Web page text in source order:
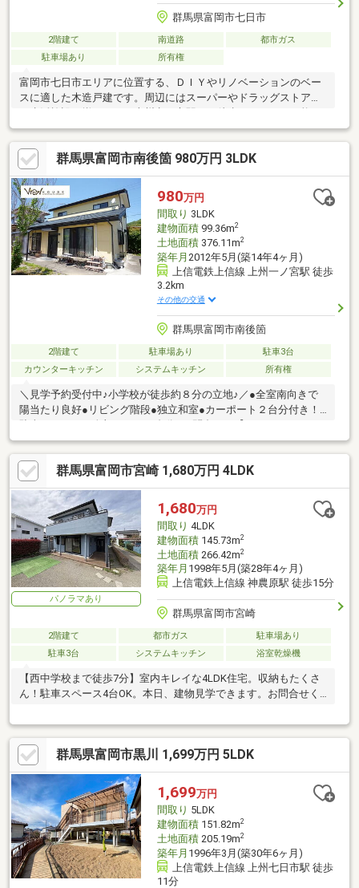
群馬県富岡市七日市
2階建て 南道路
都市ガス
駐車場あり
所有権
富岡市七日市エリアに位置する、ＤＩＹやリノベーションのベー
スに適した木造戸建です。周辺にはスーパーやドラッグストア等
環境です。室内はお好みの
群馬県富岡市南後箇 980万円 3LDK
980万円
間取り 3LDK
建物面積99.36m2
土地面積376.11m2
築年月 2012年5月(築14年4ヶ月)
上信電鉄上信線 上州一ノ宮駅 徒歩
3.2km
その他の交通
群馬県富岡市南後箇
2階建て 駐車場あり
駐車3台
カウンターキッチン
システムキッチン 所有権
＼見学予約受付中♪小学校が徒歩約８分の立地♪／●全室南向きで
陽当たり良好●リビング階段●独立和室●カーポート２台分付き！
駐車スペースは全部で４～５台分■お問合せは【０１２０－８０
０-３８３】へどうぞ♪
群馬県富岡市宮崎 1,680万円 4LDK
パノラマあり
1,680万円
間取り 4LDK
建物面積145.73m2
土地面積266.42m2
築年月 1998年5月(築28年4ヶ月)
上信電鉄上信線 神農原駅 徒歩15分
群馬県富岡市宮崎
2階建て 都市ガス
駐車場あり
駐車3台
システムキッチン 浴室乾燥機
【西中学校まで徒歩7分】室内キレイな4LDK住宅。収納もたくさ
ん！駐車スペース4台OK。本日、建物見学できます。お問合せく
群馬県富岡市黒川 1,699万円 5LDK
1,699万円
間取り 5LDK
建物面積151.82m2
土地面積205.19m2
築年月 1996年3月(築30年6ヶ月)
上信電鉄上信線 上州七日市駅 徒歩
11分